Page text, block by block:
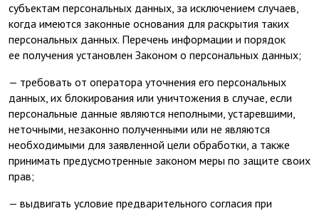
субъектам персональных данных, за исключением случаев,
когда имеются законные основания для раскрытия таких
персональных данных. Перечень информации и порядок
ее получения установлен Законом о персональных данных;
— требовать от оператора уточнения его персональных
данных, их блокирования или уничтожения в случае, если
персональные данные являются неполными, устаревшими,
неточными, незаконно полученными или не являются
необходимыми для заявленной цели обработки, а также
принимать предусмотренные законом меры по защите своих
прав;
— выдвигать условие предварительного согласия при